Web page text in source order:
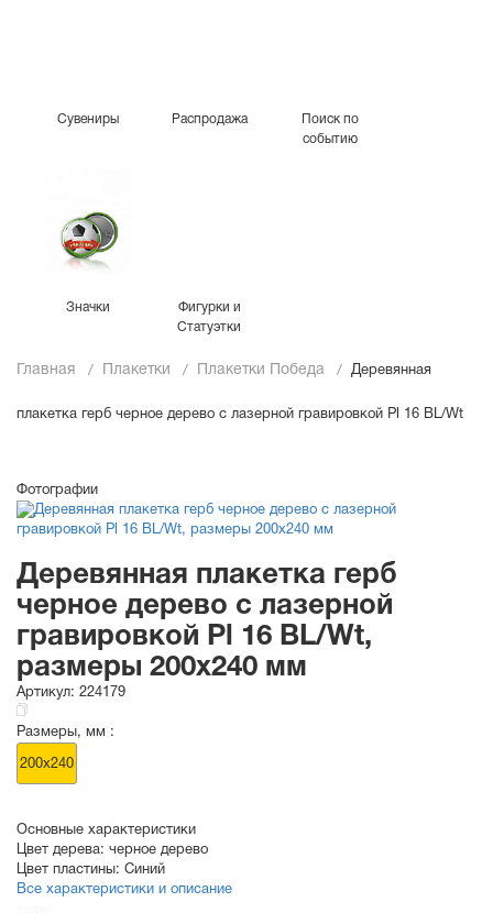
Сувениры Распродажа
Поиск по
событию
Значки
Фигурки и
Статуэтки
Главная Плакетки Плакетки Победа Деревянная
плакетка герб черное дерево с лазерной гравировкой Pl 16 BL/Wt
Фотографии
Деревянная плакетка герб
черное дерево с лазерной
гравировкой Pl 16 BL/Wt,
размеры 200х240 мм
Артикул: 224179
Размеры, мм :
200х240
Основные характеристики
Цвет дерева: черное дерево
Цвет пластины: Синий
Все характеристики и описание